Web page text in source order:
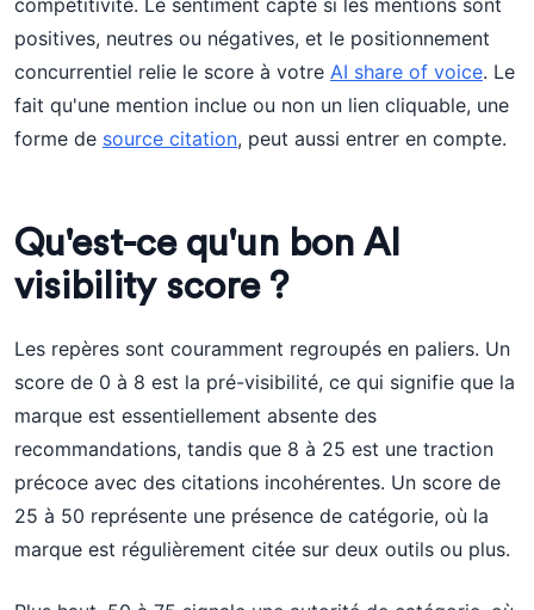
compétitivité. Le sentiment capte si les mentions sont
positives, neutres ou négatives, et le positionnement
concurrentiel relie le score à votre AI share of voice. Le
fait qu'une mention inclue ou non un lien cliquable, une
forme de source citation, peut aussi entrer en compte.
Qu'est-ce qu'un bon AI
visibility score ?
Les repères sont couramment regroupés en paliers. Un
score de 0 à 8 est la pré-visibilité, ce qui signifie que la
marque est essentiellement absente des
recommandations, tandis que 8 à 25 est une traction
précoce avec des citations incohérentes. Un score de
25 à 50 représente une présence de catégorie, où la
marque est régulièrement citée sur deux outils ou plus.